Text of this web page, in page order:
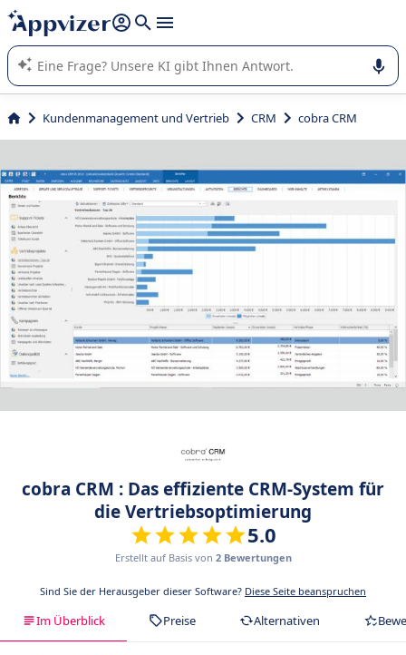
beantworten (mehrere Zeilen mit
Die KI von Appvizer führt Sie bei der Nutzung oder Auswahl
von SaaS-Software in Unternehmen.
Kundenmanagement und Vertrieb CRM cobra CRM
cobra CRM : Das effiziente CRM-System für
die Vertriebsoptimierung
5.0
Erstellt auf Basis von 2 Bewertungen
Sind Sie der Herausgeber dieser Software? Diese Seite beanspruchen
Im Überblick Preise Alternativen